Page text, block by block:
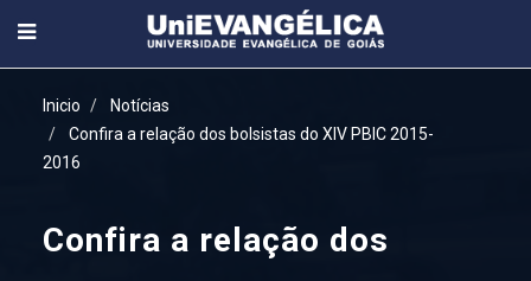
Inicio
Notícias
Confira a relação dos bolsistas do XIV PBIC 2015-
2016
Confira a relação dos